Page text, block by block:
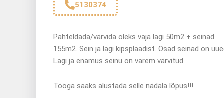
5130374
Pahteldada/värvida oleks vaja lagi 50m2 + seinad
155m2. Sein ja lagi kipsplaadist. Osad seinad on
Lagi ja enamus seinu on varem värvitud.
Tööga saaks alustada selle nädala lõpus!!!